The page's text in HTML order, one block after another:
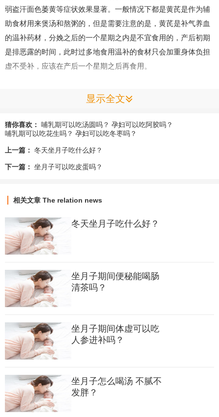
显示全文
弱盗汗面色萎黄等症状效果显著。一般情况下都是黄芪是作为辅
助食材用来煲汤和熬粥的，但是需要注意的是，黄芪是补气养血
的温补药材，分娩之后的一个星期之内是不宜食用的，产后初期
是排恶露的时间，此时过多地食用温补的食材只会加重身体负担
虚不受补，应该在产后一个星期之后再食用。
很多月子餐要兼顾食物的泌乳功能，尤其是到了宝宝三四个
月大的时候吃奶量大增，泌乳膳食很重要。那么黄芪有下奶的功
效吗？哺乳期的妈妈能不能吃呢？毕竟黄芪是一味中药材，关系
到哺乳期母乳的质量和宝宝的健康成长。其实
的，除了滋补功效以外，黄芪和母鸡一起炖还能起到催乳的作
有大量的雌激素会抑制催乳素发挥作用，在母乳分泌初期可能还
会造成奶水不足。但是，黄芪和母鸡一起炖能够补气生血促进母
乳分泌。
猜你喜欢： 哺乳期可以吃汤圆吗？ 孕妇可以吃阿胶吗？
哺乳期可以吃花生吗？ 孕妇可以吃冬枣吗？
上一篇： 冬天坐月子吃什么好？
下一篇： 坐月子可以吃皮蛋吗？
相关文章 The relation news
冬天坐月子吃什么好？
坐月子期间便秘能喝肠
清茶吗？
坐月子期间体虚可以吃
人参进补吗？
坐月子怎么喝汤 不腻不
发胖？